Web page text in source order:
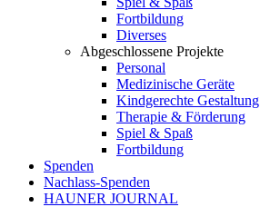
Fortbildung
Diverses
Abgeschlossene Projekte
Personal
Medizinische Geräte
Kindgerechte Gestaltung
Therapie & Förderung
Spiel & Spaß
Fortbildung
Spenden
Nachlass-Spenden
HAUNER JOURNAL